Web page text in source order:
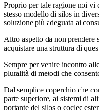
Proprio per tale ragione noi vi
stesso modello di silos in
soluzione più adeguata ai
Altro aspetto da non prendere
acquistare una struttura di
Sempre per venire incontro
pluralità di metodi che
Dal semplice coperchio che
parte superiore, ai sistemi di
portante del silos o coclee